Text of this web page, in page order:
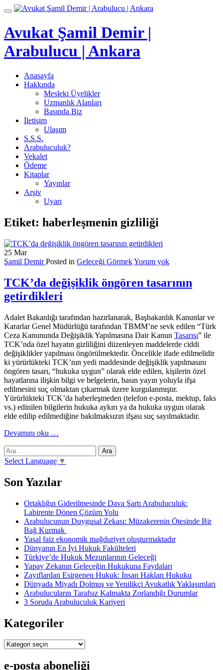
İçeriğe
Toggle
Avukat Şamil Demir |
Arabulucu | Ankara
Anasayfa
Hakkında
Mesleki Üyelikler
Uzmanlık Alanları
Basında Biz
İletişim
Ulaşım
S.S.S.
Arabuluculuk?
Vekalet
Ödeme
Kitaplar
Yayınlar
Arşiv
Uyarı
Etiket: haberleşmenin gizliliği
25 Mar
Şamil DemirPosted in Geleceği GörmekYorum yok
TCK’da değişiklik öngören tasarının
getirdikleri
Adalet Bakanlığı tarafından hazırlanarak, Başbakanlık Kanunlar ve
Kararlar Genel Müdürlüğü tarafından TBMM’ne sevk edilen “Türk
Ceza Kanununda Değişiklik Yapılmasına Dair Kanun Tasarısı” ile
TCK’nda özel hayatın gizliliğini düzenleyen maddelerde ciddi
değişiklikler yapılması öngörülmektedir. Öncelikle ifade edilmelidir
ki yürürlükteki TCK’nın yedi maddesinde değişiklik yapılmasını
öngören tasarı, “hukuka uygun” olarak elde edilen, kişilerin özel
hayatlarına ilişkin bilgi ve belgelerin, basın yayın yoluyla ifşa
edilmesini suç olmaktan çıkarmak üzere kurgulanmıştır.
Yürürlükteki TCK’da haberleşmeden (telefon e-posta, mektup, faks
vs.) edinilen bilgilerin hukuka aykırı ya da hukuka uygun olarak
elde edilip edilmediğine bakılmaksızın ifşası suç sayılmaktadır.
Devamını oku
tasarının
…
Arama:
Select Language ▼
Son Yazılar
Ortaklığın Giderilmesinde Dava Şartı Arabuluculuk:
Labirente Dönen Çözüm Yolu
Arabulucunun Duygusal Zekası: Müzakerenin Ötesinde Bir
Bağ Kurmak
Yasal faiz ekonomik mağduriyet oluşturmaktadır
Dünyanın En İyi Hukuk Fakülteleri
Türkiye’de Hukuk Mezunlarının Geleceği
Yapay Zekanın Geleceğin Hukukuna Faydaları
Zayıflardan Esirgenen Hukuk: İnsan Hakları Hukuku
Dünyada Miyadı Dolmuş ve Yenilikçi Avukatlık Yaklaşımları
Arabulucuların Tarafsız Kalmakta Zorlandığı Durumlar
3 Soruda Arabuluculuk Kariyeri
Kategoriler
Kategoriler
e-posta aboneliği